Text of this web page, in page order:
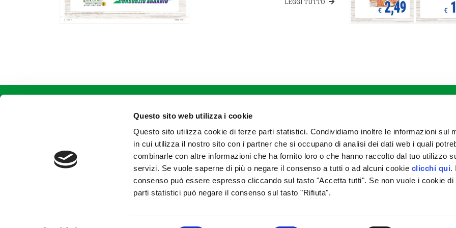
Questo sito web utilizza i cookie
Questo sito utilizza cookie di terze parti statistici. Condividiamo inoltre le informazioni sul
in cui utilizza il nostro sito con i partner che si occupano di analisi dei dati web i quali
combinarle con altre informazioni che ha fornito loro o che hanno raccolto dal tuo utilizzo
servizi. Se vuole saperne di più o negare il consenso a tutti o ad alcuni cookie clicchi qui.
consenso può essere espresso cliccando sul tasto "Accetta tutti". Se non vuole i cookie di
parti statistici può negare il consenso sul tasto "Rifiuta".
tel +39.0521.9281
fax +39.0521.928202
Stoccaggio e commercializzazione
prodotti agricoli
Prodotti alimentari
Prodotti assicurativi
Magazzini di stagionatura